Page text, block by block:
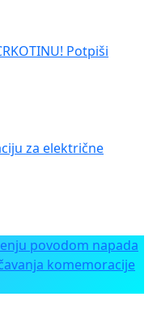
Potpiši
za električne
povodom napada
komemoracije